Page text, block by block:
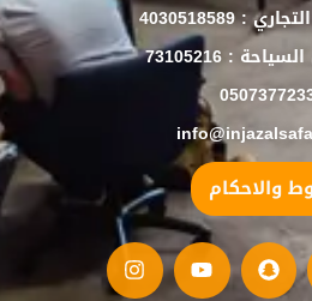
: 4030518589
: 73105216
والاحكام